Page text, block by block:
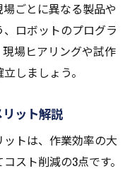
ごとに異なる製品や
ロボットのプログラ
場ヒアリングや試作
しましょう。
ット解説
トは、作業効率の大
スト削減の3点です。